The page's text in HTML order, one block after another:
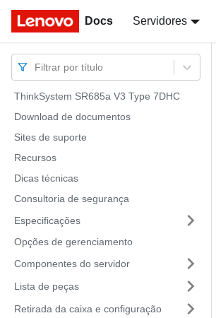
Docs Servidores
Docs
Filtrar por título
ThinkSystem SR685a V3 Type 7DHC
Download de documentos
Sites de suporte
Recursos
Dicas técnicas
Consultoria de segurança
Especificações
Opções de gerenciamento
Componentes do servidor
Lista de peças
Retirada da caixa e configuração